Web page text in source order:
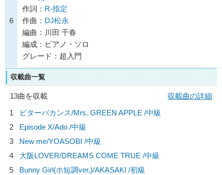
6
作詞： R-指定
作曲： DJ松永
編曲：川田 千春
編成：ピアノ・ソロ
グレード：超入門
収載曲一覧
13曲を収載
収載曲の詳細
1
ビターバカンス/Mrs. GREEN APPLE /中級
2
Episode X/Ado /中級
3
New me/YOASOBI /中級
4
大阪LOVER/DREAMS COME TRUE /中級
5
Bunny Girl(ホ短調ver,)/AKASAKI /初級